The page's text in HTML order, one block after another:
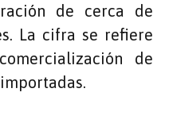
de cerca de
La cifra se refiere
de